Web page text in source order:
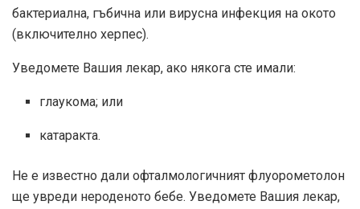
бактериална, гъбична или вирусна инфекция на окото
(включително херпес).
Уведомете Вашия лекар, ако някога сте имали:
глаукома; или
катаракта.
Не е известно дали офталмологичният флуорометолон
ще увреди нероденото бебе. Уведомете Вашия лекар,